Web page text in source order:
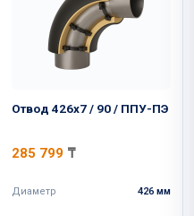
Отвод 426x7 / 90 / ППУ-ПЭ
285 799 ₸
Диаметр 426 мм